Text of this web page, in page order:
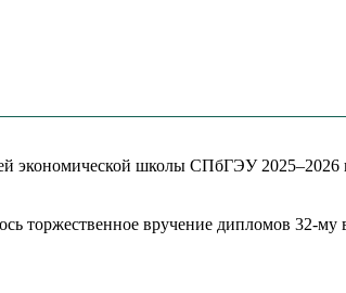
экономической школы СПбГЭУ 2025–2026
торжественное вручение дипломов 32-